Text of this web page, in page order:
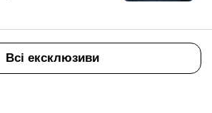
Всі ексклюзиви